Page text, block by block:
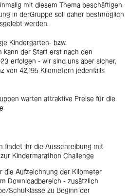
mit diesem Thema beschäftigen.
in derGruppe soll daher bestmöglich
werden.
Kindergarten- bzw.
kann der Start erst nach den
erfolgen - wir sind uns aber sicher,
von 42,195 Kilometern jedenfalls
warten attraktive Preise für die
findet ihr die Ausschreibung mit
Kindermarathon Challenge
die Aufzeichnung der Kilometer
Downloadbereich - zusätzlich
Schulklasse zu Beginn der